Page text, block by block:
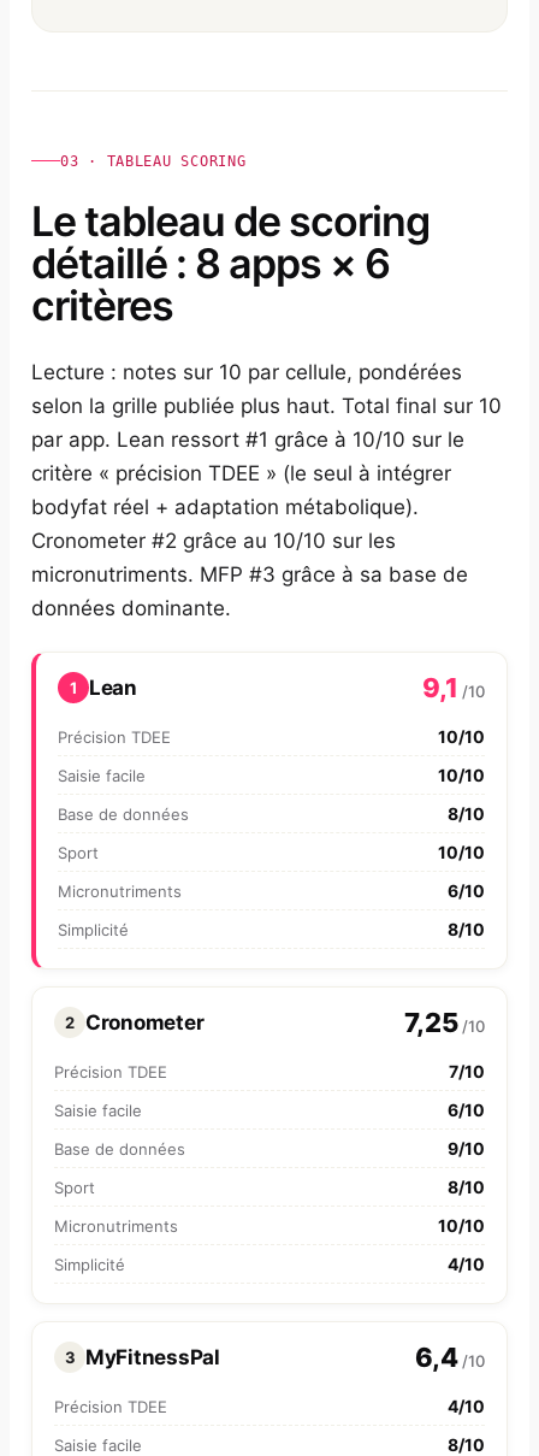
03 · TABLEAU SCORING
Le tableau de scoring
détaillé : 8 apps × 6
critères
Lecture : notes sur 10 par cellule, pondérées
selon la grille publiée plus haut. Total final sur 10
par app. Lean ressort #1 grâce à 10/10 sur le
critère « précision TDEE » (le seul à intégrer
bodyfat réel + adaptation métabolique).
Cronometer #2 grâce au 10/10 sur les
micronutriments. MFP #3 grâce à sa base de
données dominante.
1 Lean 9,1 /10
Précision TDEE 10/10
Saisie facile 10/10
Base de données 8/10
Sport 10/10
Micronutriments 6/10
Simplicité 8/10
2 Cronometer 7,25 /10
Précision TDEE 7/10
Saisie facile 6/10
Base de données 9/10
Sport 8/10
Micronutriments 10/10
Simplicité 4/10
3 MyFitnessPal 6,4 /10
Précision TDEE 4/10
Saisie facile 8/10